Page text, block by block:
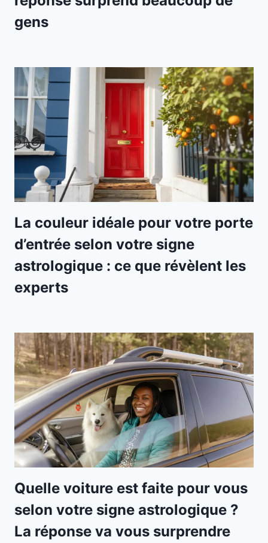
gens
La couleur idéale pour votre porte
d’entrée selon votre signe
astrologique : ce que révèlent les
experts
Quelle voiture est faite pour vous
selon votre signe astrologique ?
La réponse va vous surprendre